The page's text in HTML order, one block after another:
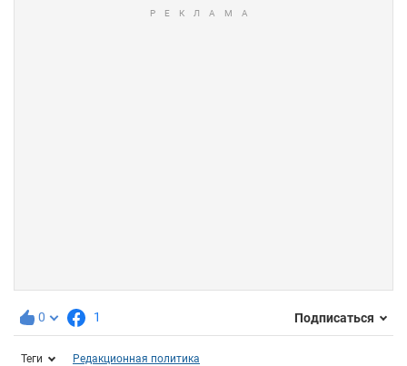
0 1 Подписаться
Теги Редакционная политика